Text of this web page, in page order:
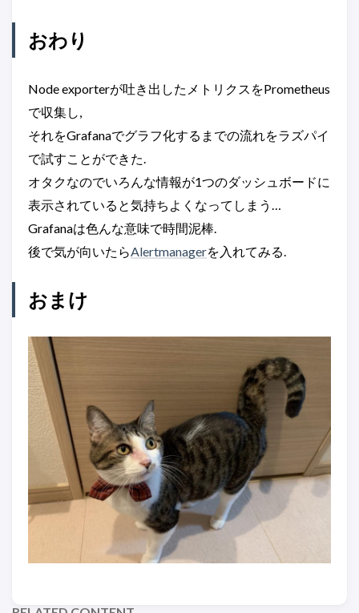
おわり
Node exporterが吐き出したメトリクスをPrometheus
で収集し,
それをGrafanaでグラフ化するまでの流れをラズパイ
で試すことができた.
オタクなのでいろんな情報が1つのダッシュボードに
表示されていると気持ちよくなってしまう…
Grafanaは色んな意味で時間泥棒.
後で気が向いたらAlertmanagerを入れてみる.
おまけ